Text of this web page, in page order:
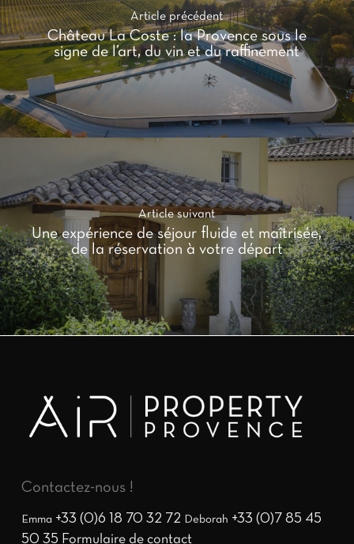
Article précédent
Château La Coste : la Provence sous le
signe de l’art, du vin et du raffinement
Article suivant
Une expérience de séjour fluide et maîtrisée,
de la réservation à votre départ
Contactez-nous !
Emma +33 (0)6 18 70 32 72 Deborah +33 (0)7 85 45
50 35 Formulaire de contact